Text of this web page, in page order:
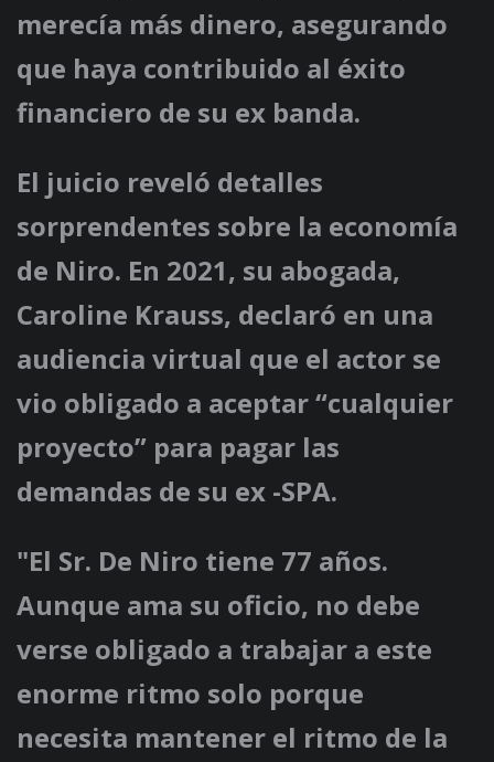
merecía más dinero, asegurando
que haya contribuido al éxito
financiero de su ex banda.
El juicio reveló detalles
sorprendentes sobre la economía
de Niro. En 2021, su abogada,
Caroline Krauss, declaró en una
audiencia virtual que el actor se
vio obligado a aceptar “cualquier
proyecto” para pagar las
demandas de su ex -SPA.
"El Sr. De Niro tiene 77 años.
Aunque ama su oficio, no debe
verse obligado a trabajar a este
enorme ritmo solo porque
necesita mantener el ritmo de la